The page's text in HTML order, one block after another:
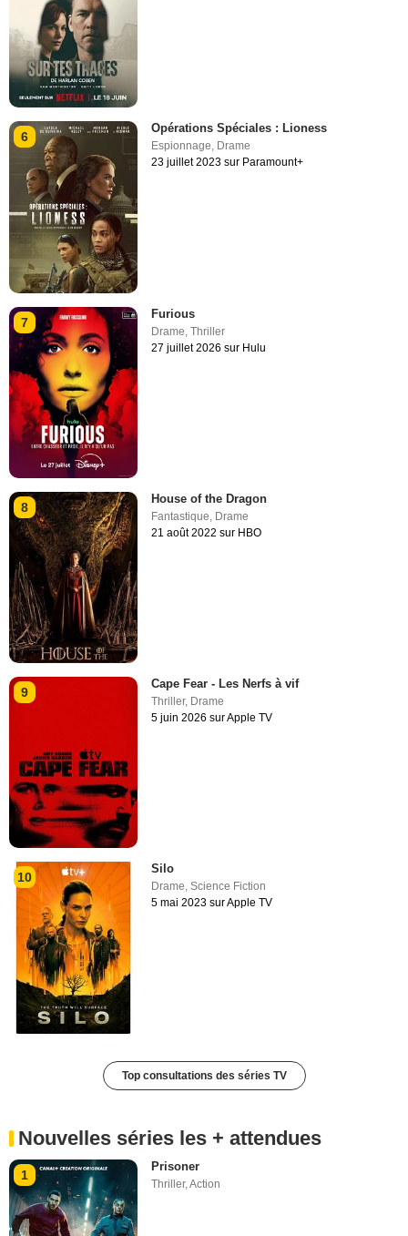
6
Opérations Spéciales : Lioness
Espionnage, Drame
23 juillet 2023 sur Paramount+
7
Furious
Drame ,Thriller
27 juillet 2026 sur Hulu
8
House of the Dragon
Fantastique, Drame
21 août 2022 sur HBO
9
Cape Fear - Les Nerfs à vif
Thriller, Drame
5 juin 2026 sur Apple TV
10
Silo
Drame,Science Fiction
5 mai 2023 sur Apple TV
Top consultations des séries TV
Nouvelles séries les + attendues
1
Prisoner
Thriller,Action